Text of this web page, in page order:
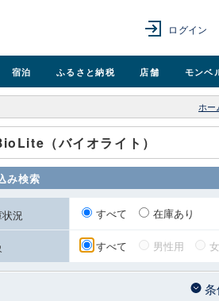
ログイン
宿泊 ふるさと納税 店舗 モンベ
ホー
（バイオライト）
み検索
況 すべて 在庫あり
すべて 男性用